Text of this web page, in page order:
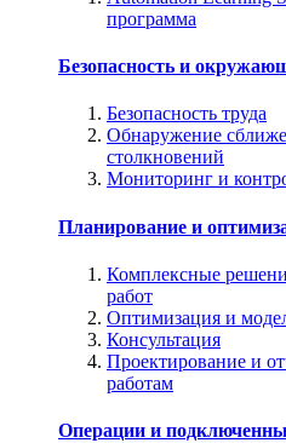
программа
Безопасность и
Безопасность труда
Обнаружение
столкновений
Мониторинг и
Планирование и
Комплексные
работ
Оптимизация и
Консультация
Проектирование и
работам
Операции и